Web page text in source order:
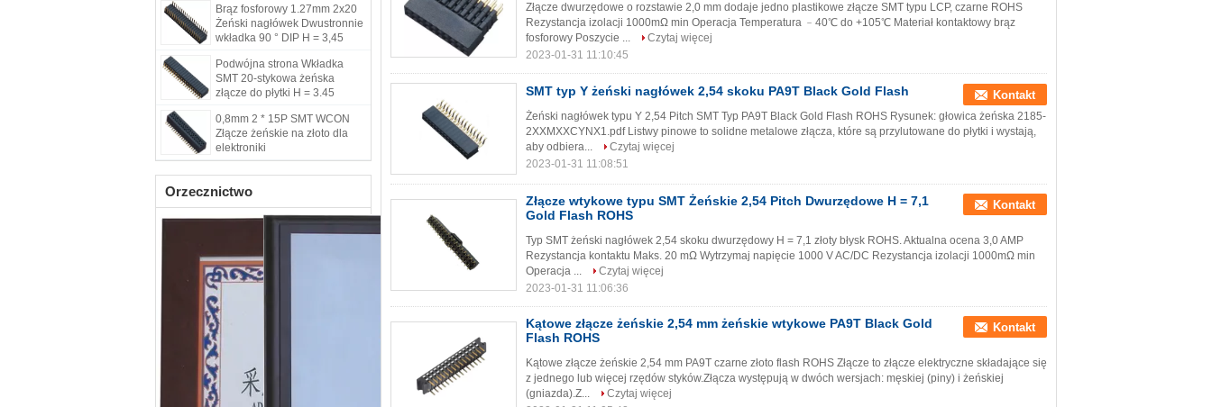
Brąz fosforowy 1.27mm 2x20
Żeński nagłówek Dwustronnie
wkładka 90 ° DIP H = 3,45
Podwójna strona Wkładka
SMT 20-stykowa żeńska
złącze do płytki H = 3.45
0,8mm 2 * 15P SMT WCON
Złącze żeńskie na złoto dla
elektroniki
Orzecznictwo
Złącze dwurzędowe o rozstawie 2,0 mm dodaje jedno plastikowe złącze SMT typu LCP, czarne ROHS
Rezystancja izolacji 1000mΩ min Operacja Temperatura ﹣40℃ do +105℃ Materiał kontaktowy brąz
fosforowy Poszycie ...
Czytaj więcej
2023-01-31 11:10:45
SMT typ Y żeński nagłówek 2,54 skoku PA9T Black Gold Flash Kontakt
Żeński nagłówek typu Y 2,54 Pitch SMT Typ PA9T Black Gold Flash ROHS Rysunek: głowica żeńska 2185-
2XXMXXCYNX1.pdf Listwy pinowe to solidne metalowe złącza, które są przylutowane do płytki i wystają,
aby odbiera...
Czytaj więcej
2023-01-31 11:08:51
Złącze wtykowe typu SMT Żeńskie 2,54 Pitch Dwurzędowe H = 7,1
Gold Flash ROHS
Kontakt
Typ SMT żeński nagłówek 2,54 skoku dwurzędowy H = 7,1 złoty błysk ROHS. Aktualna ocena 3,0 AMP
Rezystancja kontaktu Maks. 20 mΩ Wytrzymaj napięcie 1000 V AC/DC Rezystancja izolacji 1000mΩ min
Operacja ...
Czytaj więcej
2023-01-31 11:06:36
Kątowe złącze żeńskie 2,54 mm żeńskie wtykowe PA9T Black Gold
Flash ROHS
Kontakt
Kątowe złącze żeńskie 2,54 mm PA9T czarne złoto flash ROHS Złącze to złącze elektryczne składające się
z jednego lub więcej rzędów styków.Złącza występują w dwóch wersjach: męskiej (piny) i żeńskiej
(gniazda).Z...
Czytaj więcej